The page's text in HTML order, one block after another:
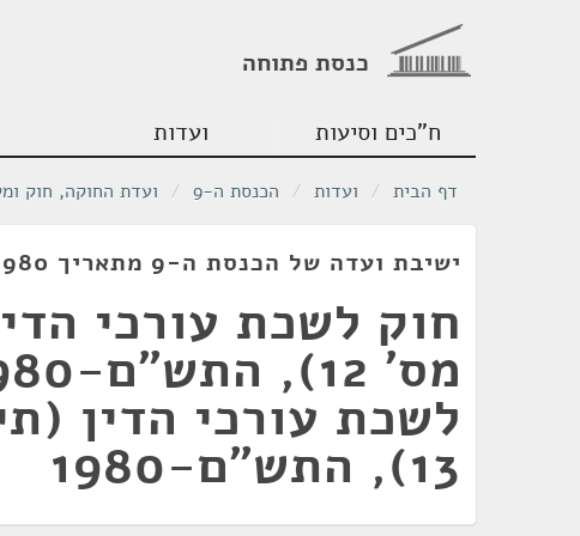
כנסת פתוחה
ח"כים וסיעות ועדות
דף הבית / ועדות / הכנסת ה-9 / ועדת החוקה, חוק
ישיבת ועדה של הכנסת ה-9 מתאריך 10/03/1980
חוק לשכת עורכי
לשכת עורכי הדין
13), התש"ם-1980